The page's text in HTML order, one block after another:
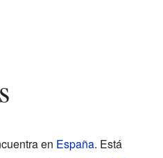
en España. Está